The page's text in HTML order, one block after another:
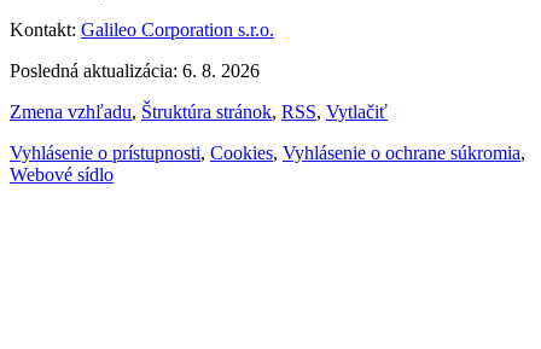
Kontakt: Galileo Corporation s.r.o.
Posledná aktualizácia: 6. 8. 2026
Zmena vzhľadu, Štruktúra stránok, RSS, Vytlačiť
Vyhlásenie o prístupnosti, Cookies, Vyhlásenie o ochrane súkromia,
Webové sídlo